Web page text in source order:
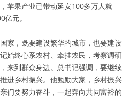
苹果产业已带动延安100多万人就
元。
家，既要建设繁华的城市，也要建设
始终心系农村、牵挂农民，考察调研
来到群众身边。总书记强调，要继续
进乡村振兴。他勉励大家，乡村振兴
们要努力奋斗，一起奔向共同富裕的